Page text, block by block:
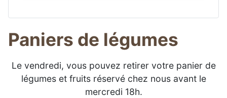
Paniers de légumes
Le vendredi, vous pouvez retirer votre panier de
légumes et fruits réservé chez nous avant le
mercredi 18h.